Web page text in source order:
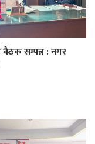
सम्पन्न : नगर